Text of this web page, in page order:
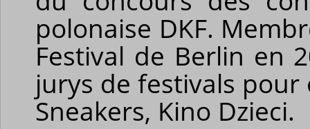
polonaise DKF.
Festival de Berlin en
jurys de festivals
Sneakers, Kino Dzieci.